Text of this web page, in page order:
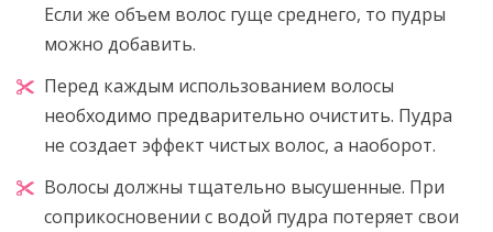
Если же объем волос гуще среднего, то пудры
можно добавить.
Перед каждым использованием волосы
необходимо предварительно очистить. Пудра
не создает эффект чистых волос, а наоборот.
Волосы должны тщательно высушенные. При
соприкосновении с водой пудра потеряет свои